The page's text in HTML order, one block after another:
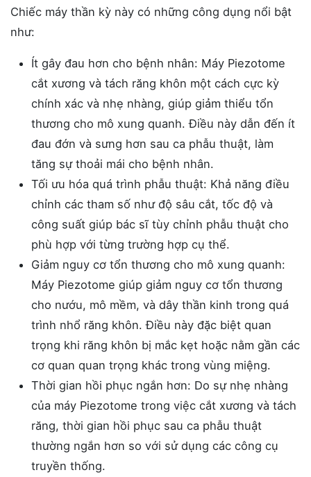
Chiếc máy thần kỳ này có những công dụng nổi bật
như:
Ít gây đau hơn cho bệnh nhân: Máy Piezotome
cắt xương và tách răng khôn một cách cực kỳ
chính xác và nhẹ nhàng, giúp giảm thiểu tổn
thương cho mô xung quanh. Điều này dẫn đến ít
đau đớn và sưng hơn sau ca phẫu thuật, làm
tăng sự thoải mái cho bệnh nhân.
Tối ưu hóa quá trình phẫu thuật: Khả năng điều
chỉnh các tham số như độ sâu cắt, tốc độ và
công suất giúp bác sĩ tùy chỉnh phẫu thuật cho
phù hợp với từng trường hợp cụ thể.
Giảm nguy cơ tổn thương cho mô xung quanh:
Máy Piezotome giúp giảm nguy cơ tổn thương
cho nướu, mô mềm, và dây thần kinh trong quá
trình nhổ răng khôn. Điều này đặc biệt quan
trọng khi răng khôn bị mắc kẹt hoặc nằm gần các
cơ quan quan trọng khác trong vùng miệng.
Thời gian hồi phục ngắn hơn: Do sự nhẹ nhàng
của máy Piezotome trong việc cắt xương và tách
răng, thời gian hồi phục sau ca phẫu thuật
thường ngắn hơn so với sử dụng các công cụ
truyền thống.